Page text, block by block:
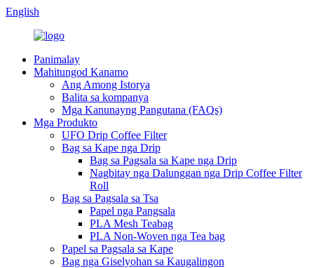
English
Panimalay
Mahitungod Kanamo
Ang Among Istorya
Balita sa kompanya
Mga Kanunayng Pangutana (FAQs)
Mga Produkto
UFO Drip Coffee Filter
Bag sa Kape nga Drip
Bag sa Pagsala sa Kape nga Drip
Nagbitay nga Dalunggan nga Drip Coffee Filter
Roll
Bag sa Pagsala sa Tsa
Papel nga Pangsala
PLA Mesh Teabag
PLA Non-Woven nga Tea bag
Papel sa Pagsala sa Kape
Bag nga Giselyohan sa Kaugalingon